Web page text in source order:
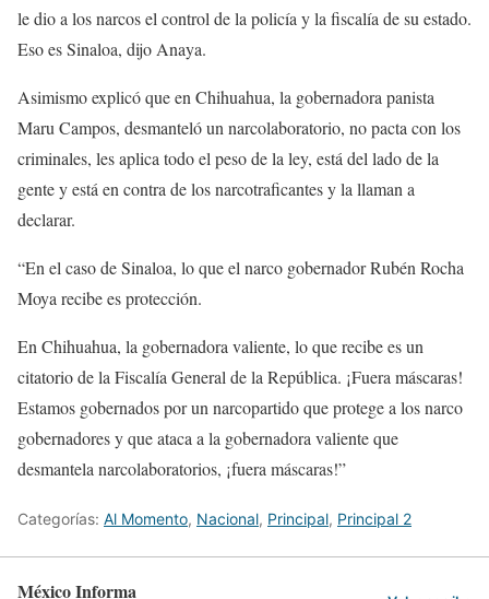
le dio a los narcos el control de la policía y la fiscalía de su estado.
Eso es Sinaloa, dijo Anaya.
Asimismo explicó que en Chihuahua, la gobernadora panista
Maru Campos, desmanteló un narcolaboratorio, no pacta con los
criminales, les aplica todo el peso de la ley, está del lado de la
gente y está en contra de los narcotraficantes y la llaman a
declarar.
“En el caso de Sinaloa, lo que el narco gobernador Rubén Rocha
Moya recibe es protección.
En Chihuahua, la gobernadora valiente, lo que recibe es un
citatorio de la Fiscalía General de la República. ¡Fuera máscaras!
Estamos gobernados por un narcopartido que protege a los narco
gobernadores y que ataca a la gobernadora valiente que
desmantela narcolaboratorios, ¡fuera máscaras!”
Categorías: Al Momento, Nacional, Principal, Principal 2
México Informa